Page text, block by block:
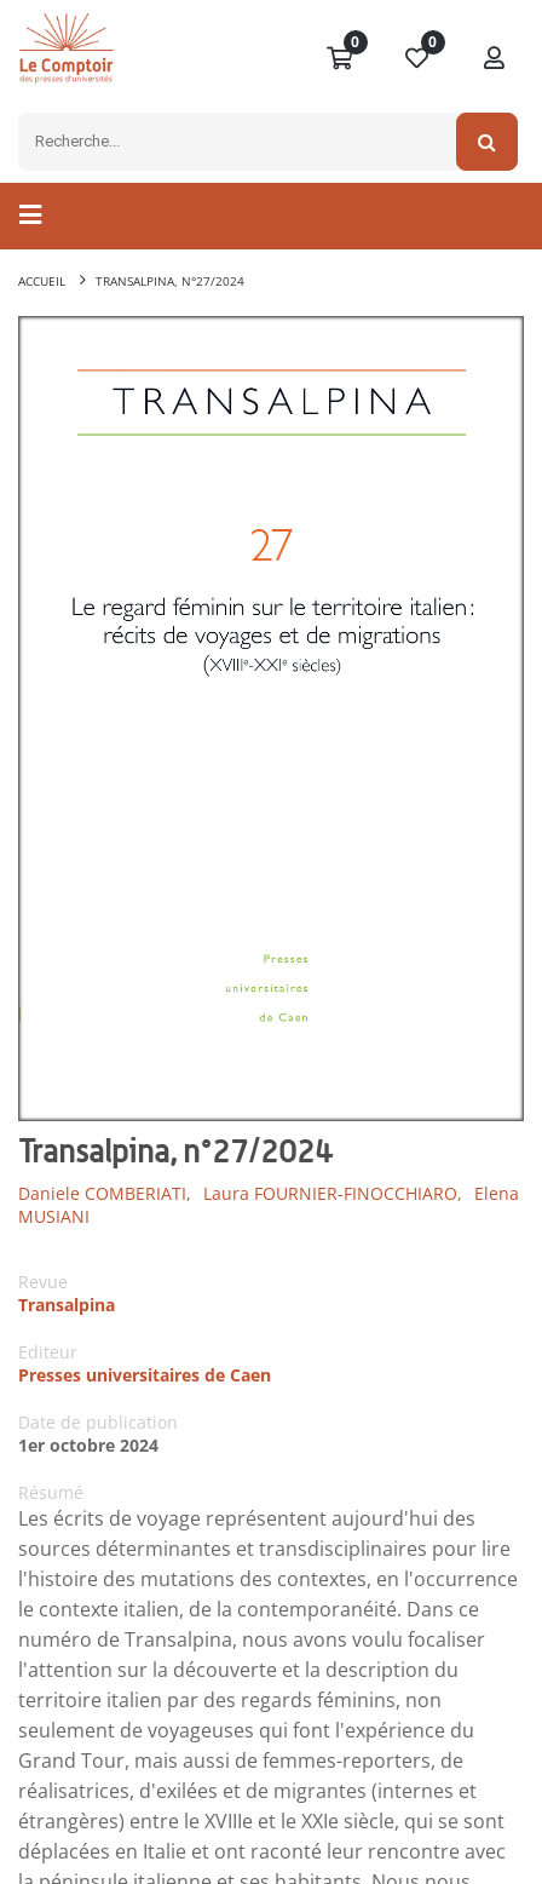
0 0
ACCUEIL TRANSALPINA, N°27/2024
Transalpina, n°27/2024
Daniele COMBERIATI, Laura FOURNIER-FINOCCHIARO,
Elena
MUSIANI
Revue
Transalpina
Editeur
Presses universitaires de Caen
Date de publication
1er octobre 2024
Résumé
Les écrits de voyage représentent aujourd'hui des
sources déterminantes et transdisciplinaires pour lire
l'histoire des mutations des contextes, en l'occurrence
le contexte italien, de la contemporanéité. Dans ce
numéro de Transalpina, nous avons voulu focaliser
l'attention sur la découverte et la description du
territoire italien par des regards féminins, non
seulement de voyageuses qui font l'expérience du
Grand Tour, mais aussi de femmes-reporters, de
réalisatrices, d'exilées et de migrantes (internes et
étrangères) entre le XVIIIe et le XXIe siècle, qui se sont
déplacées en Italie et ont raconté leur rencontre avec